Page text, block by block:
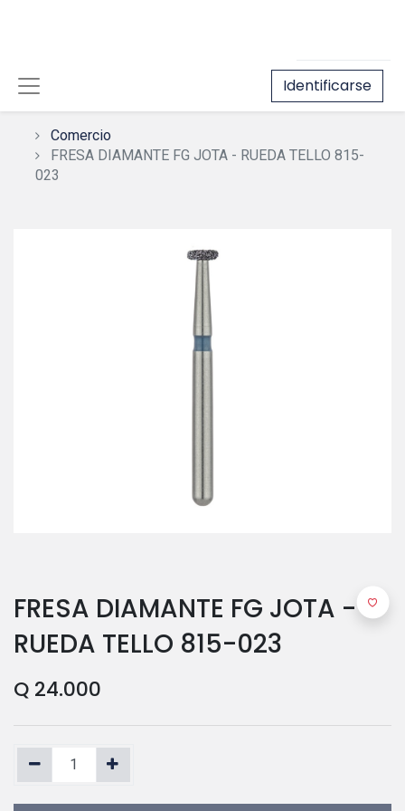
Identificarse
Comercio
FRESA DIAMANTE FG JOTA - RUEDA TELLO 815-
023
FRESA DIAMANTE FG JOTA -
RUEDA TELLO 815-023
Q 24.000